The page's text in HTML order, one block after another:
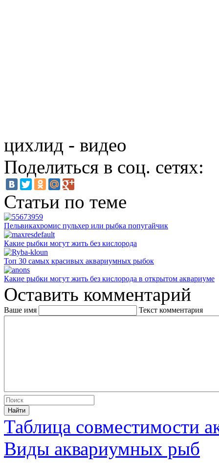
цихлид - видео
Поделиться в соц. сетях:
Статьи по теме
Пельвикахромис пульхер или рыбка попугайчик
Какие рыбки могут жить без кислорода
Топ 30 самых красивых аквариумных рыбок
Какие рыбки могут жить без кислорода в открытом аквариуме
Оставить комментарий
Ваше имя Текст комментария
Таблица совместимости
Виды аквариумных рыб